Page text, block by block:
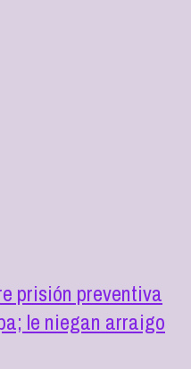
prisión preventiva
le niegan arraigo